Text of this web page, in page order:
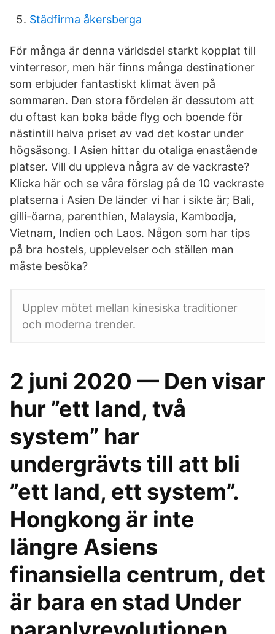
Städfirma åkersberga
För många är denna världsdel starkt kopplat till
vinterresor, men här finns många destinationer
som erbjuder fantastiskt klimat även på
sommaren. Den stora fördelen är dessutom att
du oftast kan boka både flyg och boende för
nästintill halva priset av vad det kostar under
högsäsong. I Asien hittar du otaliga enastående
platser. Vill du uppleva några av de vackraste?
Klicka här och se våra förslag på de 10 vackraste
platserna i Asien De länder vi har i sikte är; Bali,
gilli-öarna, parenthien, Malaysia, Kambodja,
Vietnam, Indien och Laos. Någon som har tips
på bra hostels, upplevelser och ställen man
måste besöka?
Upplev mötet mellan kinesiska traditioner
och moderna trender.
2 juni 2020 — Den visar
hur ”ett land, två
system” har
undergrävts till att bli
”ett land, ett system”.
Hongkong är inte
längre Asiens
finansiella centrum, det
är bara en stad Under